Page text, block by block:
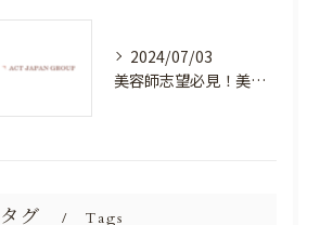
2024/07/03
美容師志望必見！美容室NEWSTANDARDで最高のスキルアップを目指そう！
タグ Tags